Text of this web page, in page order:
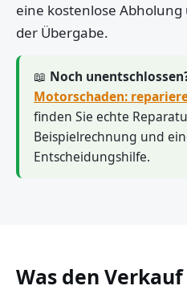
eine kostenlose
der Übergabe.
📖 Noch
Motorschaden:
finden Sie echte
Beispielrechnung und
Entscheidungshilfe.
Was den